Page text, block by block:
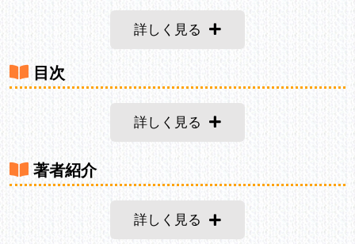
詳しく見る
目次
詳しく見る
著者紹介
詳しく見る